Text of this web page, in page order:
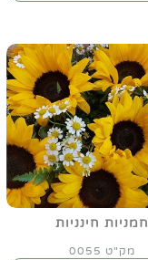
חמניות חינניות
מק"ט 0055